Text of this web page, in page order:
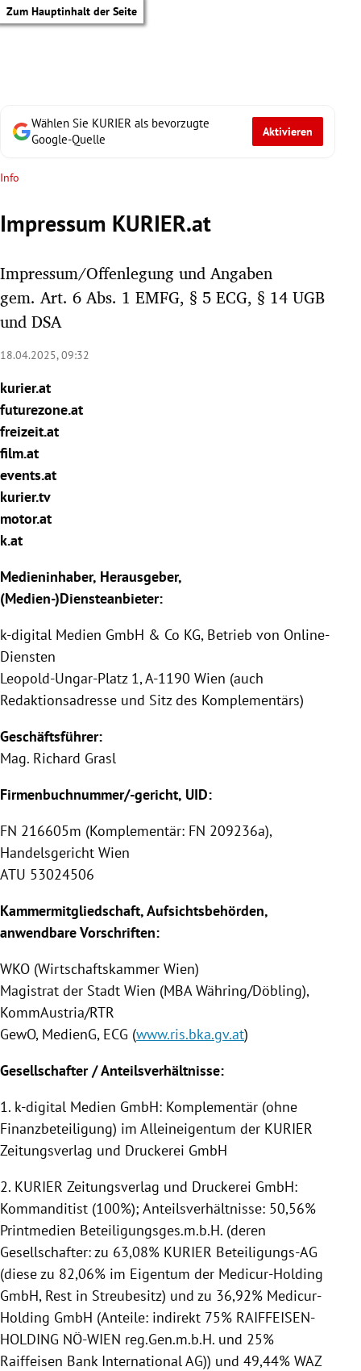
Zum Hauptinhalt der Seite
Untermenü
Untermenü
Untermenü
Untermenü
Untermenü
Untermenü
Untermenü
Untermenü
Wählen Sie KURIER als bevorzugte
Google-Quelle
Aktivieren
Info
Impressum KURIER.at
Impressum/Offenlegung und Angaben
gem. Art. 6 Abs. 1 EMFG, § 5 ECG, § 14 UGB
und DSA
18.04.2025, 09:32
kurier.at
futurezone.at
freizeit.at
film.at
events.at
kurier.tv
motor.at
k.at
Medieninhaber, Herausgeber,
(Medien-)Diensteanbieter:
k-digital Medien GmbH & Co KG, Betrieb von Online-
Diensten
Leopold-Ungar-Platz 1, A-1190 Wien (auch
Redaktionsadresse und Sitz des Komplementärs)
Geschäftsführer:
Mag. Richard Grasl
Firmenbuchnummer/-gericht, UID:
FN 216605m (Komplementär: FN 209236a),
Handelsgericht Wien
ATU 53024506
Kammermitgliedschaft, Aufsichtsbehörden,
anwendbare Vorschriften:
WKO (Wirtschaftskammer Wien)
Magistrat der Stadt Wien (MBA Währing/Döbling),
KommAustria/RTR
GewO, MedienG, ECG (www.ris.bka.gv.at)
Gesellschafter / Anteilsverhältnisse:
1. k-digital Medien GmbH: Komplementär (ohne
Finanzbeteiligung) im Alleineigentum der KURIER
Zeitungsverlag und Druckerei GmbH
2. KURIER Zeitungsverlag und Druckerei GmbH:
Kommanditist (100%); Anteilsverhältnisse: 50,56%
Printmedien Beteiligungsges.m.b.H. (deren
Gesellschafter: zu 63,08% KURIER Beteiligungs-AG
(diese zu 82,06% im Eigentum der Medicur-Holding
GmbH, Rest in Streubesitz) und zu 36,92% Medicur-
Holding GmbH (Anteile: indirekt 75% RAIFFEISEN-
HOLDING NÖ-WIEN reg.Gen.m.b.H. und 25%
Raiffeisen Bank International AG)) und 49,44% WAZ